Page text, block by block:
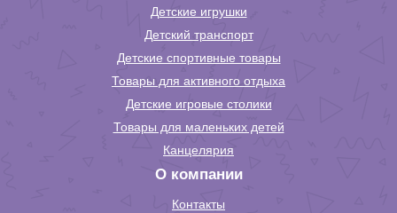
Детские игрушки
Детский транспорт
Детские спортивные товары
Товары для активного отдыха
Детские игровые столики
Товары для маленьких детей
Канцелярия
О компании
Контакты